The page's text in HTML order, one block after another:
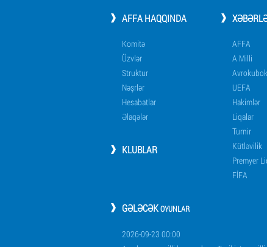
AFFA HAQQINDA
Komitə
Üzvlər
Struktur
Nəşrlər
Hesabatlar
Əlaqələr
KLUBLAR
AFFA
A Milli
Avrokubok
UEFA
Hakimlər
Liqalar
Turnir
Kütləvilik
Premyer
FİFA
GƏLƏCƏKOYUNLAR
2026-09-23 00:00